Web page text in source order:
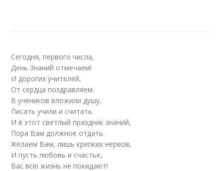
Сегодня, первого числа,
День Знаний отмечаем!
И дорогих учителей,
От сердца поздравляем.
В учеников вложили душу,
Писать учили и считать.
И в этот светлый праздник знаний,
Пора Вам должное отдать.
Желаем Вам, лишь крепких нервов,
И пусть любовь и счастье,
Вас всю жизнь не покидают!